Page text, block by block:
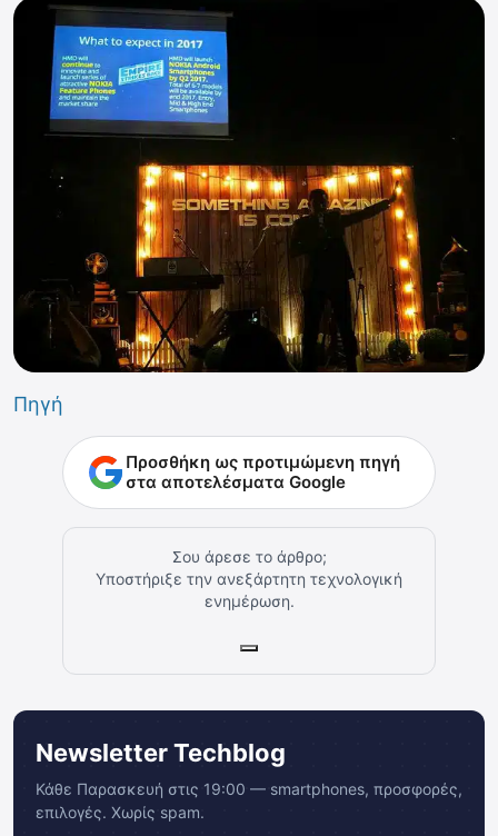
Πηγή
Προσθήκη ως προτιμώμενη πηγή
στα αποτελέσματα Google
Σου άρεσε το άρθρο;
Υποστήριξε την ανεξάρτητη τεχνολογική
ενημέρωση.
Newsletter Techblog
Κάθε Παρασκευή στις 19:00 — smartphones, προσφορές,
επιλογές. Χωρίς spam.